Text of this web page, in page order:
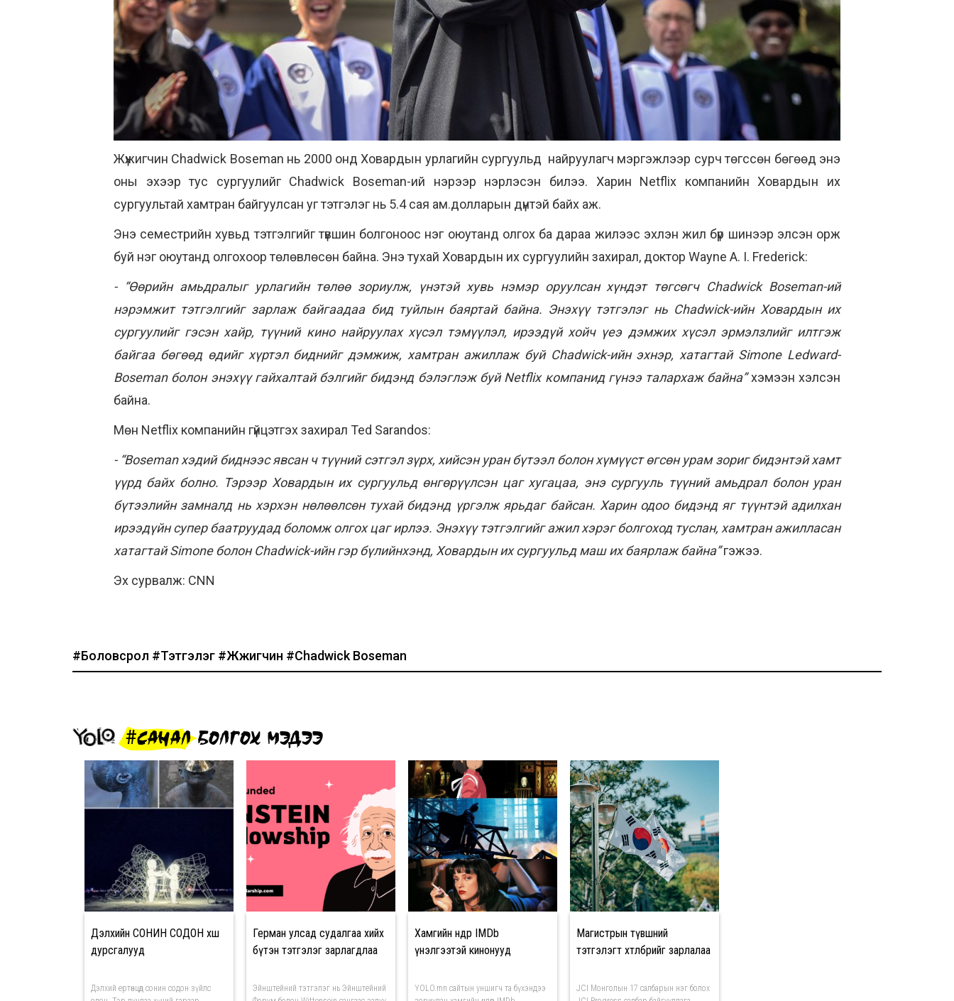
Жүжигчин Chadwick Boseman нь 2000 онд Ховардын урлагийн сургуульд найруулагч мэргэжлээр сурч төгссөн бөгөөд энэ
оны эхээр тус сургуулийг Chadwick Boseman-ий нэрээр нэрлэсэн билээ. Харин Netflix компанийн Ховардын их
сургуультай хамтран байгуулсан уг тэтгэлэг нь 5.4 сая ам.долларын дүнтэй байх аж.
Энэ семестрийн хувьд тэтгэлгийг түвшин болгоноос нэг оюутанд олгох ба дараа жилээс эхлэн жил бүр шинээр элсэн орж
буй нэг оюутанд олгохоор төлөвлөсөн байна. Энэ тухай Ховардын их сургуулийн захирал, доктор Wayne A. I. Frederick:
- “Өөрийн амьдралыг урлагийн төлөө зориулж, үнэтэй хувь нэмэр оруулсан хүндэт төгсөгч Chadwick Boseman-ий
нэрэмжит тэтгэлгийг зарлаж байгаадаа бид туйлын баяртай байна. Энэхүү тэтгэлэг нь Chadwick-ийн Ховардын их
сургуулийг гэсэн хайр, түүний кино найруулах хүсэл тэмүүлэл, ирээдүй хойч үеэ дэмжих хүсэл эрмэлзлийг илтгэж
байгаа бөгөөд өдийг хүртэл биднийг дэмжиж, хамтран ажиллаж буй Chadwick-ийн эхнэр, хатагтай Simone Ledward-
Boseman болон энэхүү гайхалтай бэлгийг бидэнд бэлэглэж буй Netflix компанид гүнээ талархаж байна”хэмээн хэлсэн
байна.
Мөн Netflix компанийн гүйцэтгэх захирал Ted Sarandos:
- “Boseman хэдий биднээс явсан ч түүний сэтгэл зүрх, хийсэн уран бүтээл болон хүмүүст өгсөн урам зориг бидэнтэй хамт
үүрд байх болно. Тэрээр Ховардын их сургуульд өнгөрүүлсэн цаг хугацаа, энэ сургууль түүний амьдрал болон уран
бүтээлийн замналд нь хэрхэн нөлөөлсөн тухай бидэндүргэлжярьдаг байсан. Харин одоо бидэнд яг түүнтэй адилхан
ирээдүйн супер баатруудад боломж олгох цаг ирлээ. Энэхүү тэтгэлгийг ажил хэрэг болгоход туслан, хамтран ажилласан
хатагтай Simone болон Chadwick-ийн гэр бүлийнхэнд, Ховардын их сургуульд маш их баярлаж байна”гэжээ.
Эх сурвалж: CNN
#Боловсрол #Тэтгэлэг #Жүжигчин #Chadwick Boseman
#САНАЛ БОЛГОХ МЭДЭЭ
Дэлхийн СОНИН СОДОН хөшөө
дурсгалууд
Дэлхий ертөнцөд сонин содон зүйлс
Герман улсад судалгаа хийх
бүтэн тэтгэлэг зарлагдлаа
Эйнштейний тэтгэлэг нь Эйнштейний
Хамгийн өндөр IMDb
үнэлгээтэй кинонууд
YOLO.mn сайтын уншигч та бүхэндээ
Магистрын түвшний
тэтгэлэгт хөтөлбөрийг зарлалаа
JCI Монголын 17 салбарын нэг болох